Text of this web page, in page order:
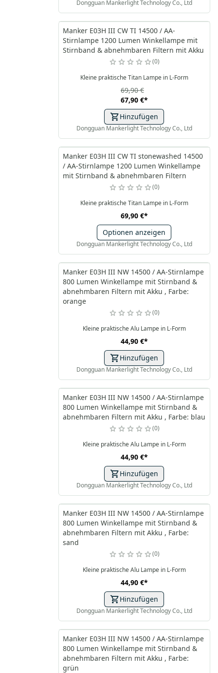
Dongguan Mankerlight Technology Co., Ltd
Manker E03H III CW TI 14500 / AA-
Stirnlampe 1200 Lumen Winkellampe mit
Stirnband & abnehmbaren Filtern mit Akku
0
Kleine praktische Titan Lampe in L-Form
67,90 €*
69,90 €
Hinzufügen
Dongguan Mankerlight Technology Co., Ltd
Manker E03H III CW TI stonewashed 14500
/ AA-Stirnlampe 1200 Lumen Winkellampe
mit Stirnband & abnehmbaren Filtern
0
Kleine praktische Titan Lampe in L-Form
69,90 €*
Optionen anzeigen
Dongguan Mankerlight Technology Co., Ltd
Manker E03H III NW 14500 / AA-Stirnlampe
800 Lumen Winkellampe mit Stirnband &
abnehmbaren Filtern mit Akku , Farbe:
orange
0
Kleine praktische Alu Lampe in L-Form
44,90 €*
Hinzufügen
Dongguan Mankerlight Technology Co., Ltd
Manker E03H III NW 14500 / AA-Stirnlampe
800 Lumen Winkellampe mit Stirnband &
abnehmbaren Filtern mit Akku , Farbe: blau
0
Kleine praktische Alu Lampe in L-Form
44,90 €*
Hinzufügen
Dongguan Mankerlight Technology Co., Ltd
Manker E03H III NW 14500 / AA-Stirnlampe
800 Lumen Winkellampe mit Stirnband &
abnehmbaren Filtern mit Akku , Farbe:
sand
0
Kleine praktische Alu Lampe in L-Form
44,90 €*
Hinzufügen
Dongguan Mankerlight Technology Co., Ltd
Manker E03H III NW 14500 / AA-Stirnlampe
800 Lumen Winkellampe mit Stirnband &
abnehmbaren Filtern mit Akku , Farbe:
grün